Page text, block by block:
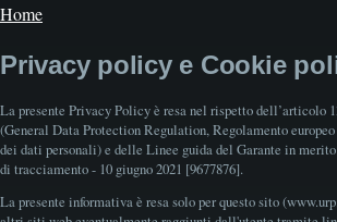
Home
Privacy policy e Cookie
La presente Privacy Policy è resa nel rispetto dell’articolo
(General Data Protection Regulation, Regolamento
dei dati personali) e delle Linee guida del Garante in
di tracciamento - 10 giugno 2021 [9677876].
La presente informativa è resa solo per questo sito